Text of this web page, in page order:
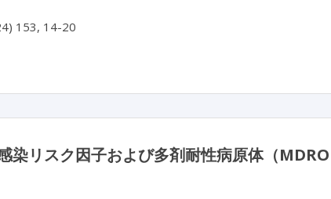
染リスク因子および多剤耐性病原体（